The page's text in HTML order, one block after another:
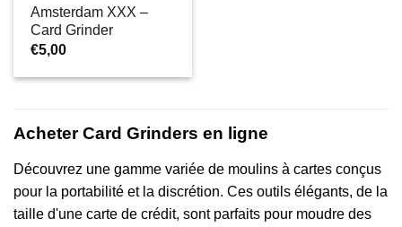
Amsterdam XXX –
Card Grinder
€5,00
Acheter Card Grinders en ligne
Découvrez une gamme variée de moulins à cartes conçus
pour la portabilité et la discrétion. Ces outils élégants, de la
taille d'une carte de crédit, sont parfaits pour moudre des